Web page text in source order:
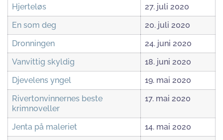
Hjerteløs
27. juli 2020
En som deg
20. juli 2020
Dronningen
24. juni 2020
Vanvittig skyldig
18. juni 2020
Djevelens yngel
19. mai 2020
Rivertonvinnernes beste
krimnoveller
17. mai 2020
Jenta på maleriet
14. mai 2020